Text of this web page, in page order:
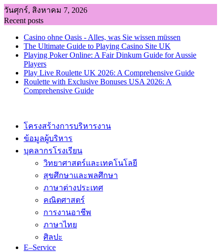
Skip
to
content
วันศุกร์, สิงหาคม 7, 2026
Recent posts
Casino ohne Oasis - Alles, was Sie wissen müssen
The Ultimate Guide to Playing Casino Site UK
Playing Poker Online: A Fair Dinkum Guide for Aussie
Players
Play Live Roulette UK 2026: A Comprehensive Guide
Roulette with Exclusive Bonuses USA 2026: A
Comprehensive Guide
โครงสร้างการบริหารงาน
ข้อมูลผู้บริหาร
บุคลากรโรงเรียน
วิทยาศาสตร์และเทคโนโลยี
สุขศึกษาและพลศึกษา
ภาษาต่างประเทศ
คณิตศาสตร์
การงานอาชีพ
ภาษาไทย
ศิลปะ
E–Service